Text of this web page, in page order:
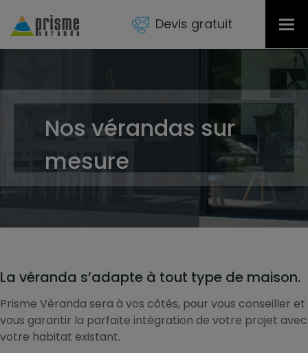
Devis gratuit
Nos vérandas sur
mesure
La véranda s’adapte à tout type de maison.
Prisme Véranda sera à vos côtés, pour vous conseiller et
vous garantir la parfaite intégration de votre projet avec
votre habitat existant.